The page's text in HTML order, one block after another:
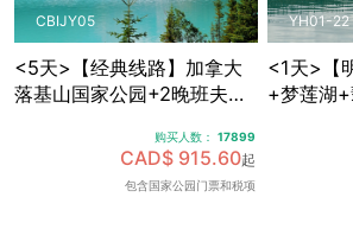
CBIJY05
<5天>【经典线路】加拿大
落基山国家公园+2晚班夫镇
园，露易丝湖纯玩跟团游，
可加订百年费尔蒙班夫温泉
酒店内午餐，升级美食体
购买人数：17899
CAD$ 915.60起
包含国家公园门票和税项
YH01-22
<1天>【
+梦莲湖+